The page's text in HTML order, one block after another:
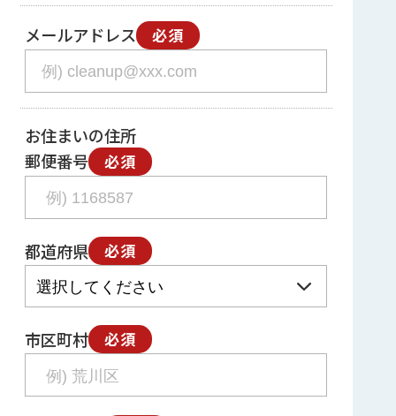
メールアドレス 必須
お住まいの住所
郵便番号
必須
都道府県 必須
市区町村 必須